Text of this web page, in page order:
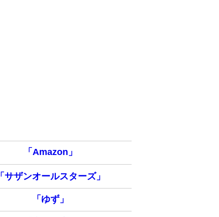
「Amazon」
「サザンオールスターズ」
「ゆず」